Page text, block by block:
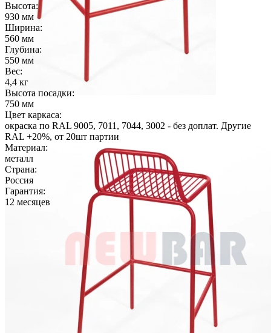
Высота:
930 мм
Ширина:
560 мм
Глубина:
550 мм
Вес:
4,4 кг
Высота посадки:
750 мм
Цвет каркаса:
окраска по RAL 9005, 7011, 7044, 3002 - без доплат. Другие
RAL +20%, от 20шт партии
Материал:
металл
Страна:
Россия
Гарантия:
12 месяцев